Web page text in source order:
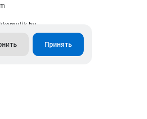
Принять